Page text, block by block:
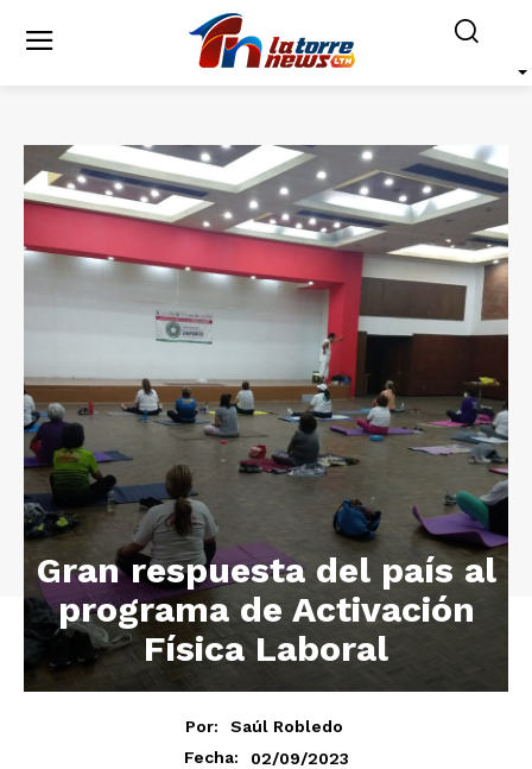
Gran respuesta del país al
programa de Activación
Física Laboral
Por:
Saúl Robledo
Fecha:
02/09/2023